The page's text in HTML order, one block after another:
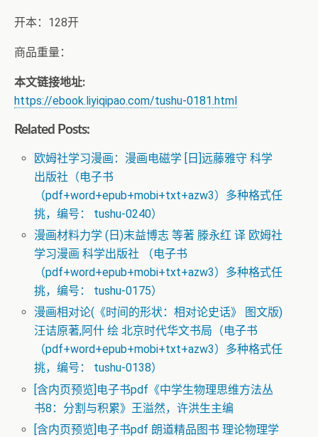
开本：128开
商品重量：
本文链接地址:
https://ebook.liyiqipao.com/tushu-0181.html
Related Posts:
欧姆社学习漫画：漫画电磁学 [日]远藤雅守 科学
出版社（电子书
（pdf+word+epub+mobi+txt+azw3）多种格式任
挑，编号： tushu-0240）
漫画材料力学 (日)末益博志 等著 滕永红 译 欧姆社
学习漫画 科学出版社 （电子书
（pdf+word+epub+mobi+txt+azw3）多种格式任
挑，编号： tushu-0175）
漫画相对论(《时间的形状：相对论史话》 图文版)
汪诘原著,阿什 绘 北京时代华文书局（电子书
（pdf+word+epub+mobi+txt+azw3）多种格式任
挑，编号： tushu-0138）
[含内页预览]电子书pdf《中学生物理思维方法丛
书8：分割与积累》王溢然，许洪生主编
[含内页预览]电子书pdf 朗道精品图书 理论物理学